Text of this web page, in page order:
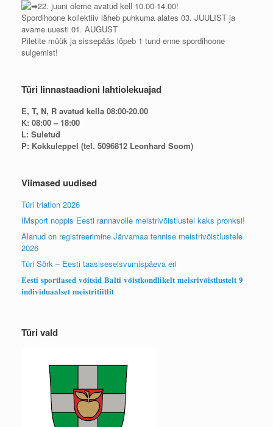
22. juuni oleme avatud kell 10.00-14.00!
Spordihoone kollektiiv läheb puhkuma alates 03. JUULIST ja
avame uuesti 01. AUGUST
Piletite müük ja sissepääs lõpeb 1 tund enne spordihoone
sulgemist!
Türi linnastaadioni lahtiolekuajad
E, T, N, R avatud kella 08:00-20.00
K: 08:00 – 18:00
L: Suletud
P: Kokkuleppel (tel. 5096812 Leonhard Soom)
Viimased uudised
Türi triatlon 2026
IMsport noppis Eesti rannavolle meistrivõistlustel kaks pronksi!
Alanud on registreerimine Järvamaa tennise meistrivõistlustele
2026
Türi Sörk – Eesti taasiseseisvumispäeva eri
𝐄𝐞𝐬𝐭𝐢 𝐬𝐩𝐨𝐫𝐭𝐥𝐚𝐬𝐞𝐝 𝐯𝐨̃𝐢𝐭𝐬𝐢𝐝 𝐁𝐚𝐥𝐭𝐢 𝐯𝐨̃𝐢𝐬𝐭𝐤𝐨𝐧𝐝𝐥𝐢𝐤𝐞𝐥𝐭 𝐦𝐞𝐢𝐬𝐫𝐢𝐯𝐨̃𝐢𝐬𝐭𝐥𝐮𝐬𝐭𝐞𝐥𝐭 𝟗
𝐢𝐧𝐝𝐢𝐯𝐢𝐝𝐮𝐚𝐚𝐥𝐬𝐞𝐭 𝐦𝐞𝐢𝐬𝐭𝐫𝐢𝐭𝐢𝐢𝐭𝐥𝐢𝐭
Türi vald